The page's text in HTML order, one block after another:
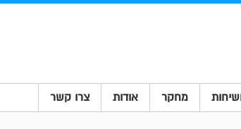
מחקר אודות צרו קשר